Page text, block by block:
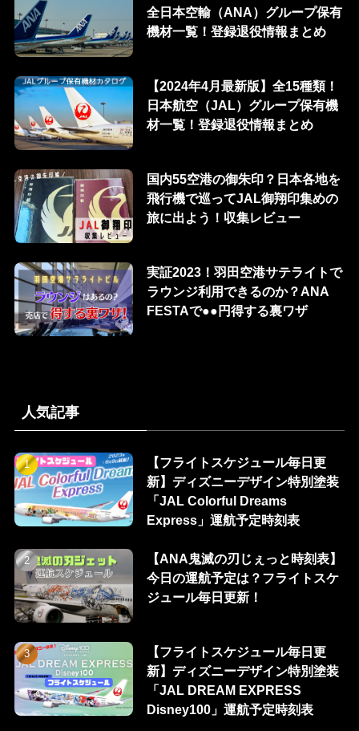
全日本空輸（ANA）グループ保有
機材一覧！登録退役情報まとめ
【2024年4月最新版】全15種類！
日本航空（JAL）グループ保有機
材一覧！登録退役情報まとめ
国内55空港の御朱印？日本各地を
飛行機で巡ってJAL御翔印集めの
旅に出よう！収集レビュー
実証2023！羽田空港サテライトで
ラウンジ利用できるのか？ANA
FESTAで●●円得する裏ワザ
人気記事
【フライトスケジュール毎日更
新】ディズニーデザイン特別塗装
「JAL Colorful Dreams
Express」運航予定時刻表
【ANA鬼滅の刃じぇっと時刻表】
今日の運航予定は？フライトスケ
ジュール毎日更新！
【フライトスケジュール毎日更
新】ディズニーデザイン特別塗装
「JAL DREAM EXPRESS
Disney100」運航予定時刻表